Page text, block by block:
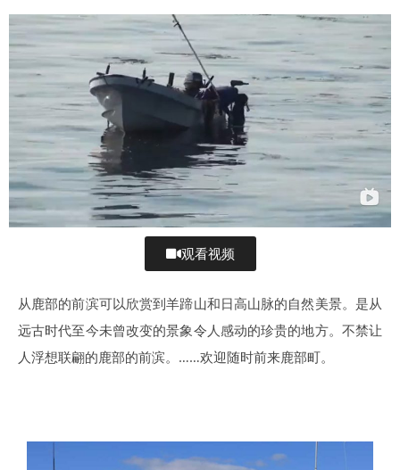
观看视频
从鹿部的前滨可以欣赏到羊蹄山和日高山脉的自然美景。是从
远古时代至今未曾改变的景象令人感动的珍贵的地方。不禁让
人浮想联翩的鹿部的前滨。……欢迎随时前来鹿部町。